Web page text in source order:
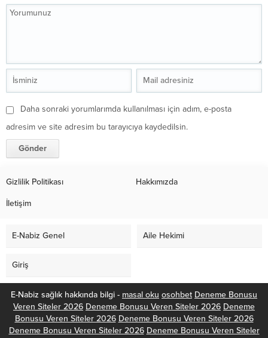
Daha sonraki yorumlarımda kullanılması için adım, e-posta
adresim ve site adresim bu tarayıcıya kaydedilsin.
Gizlilik Politikası Hakkımızda
İletişim
E-Nabiz Genel Aile Hekimi
Giriş
E-Nabiz sağlık hakkında bilgi - masal oku osohbet Deneme Bonusu
Veren Siteler 2026 Deneme Bonusu Veren Siteler 2026 Deneme
Bonusu Veren Siteler 2026 Deneme Bonusu Veren Siteler 2026
Deneme Bonusu Veren Siteler 2026 Deneme Bonusu Veren Siteler